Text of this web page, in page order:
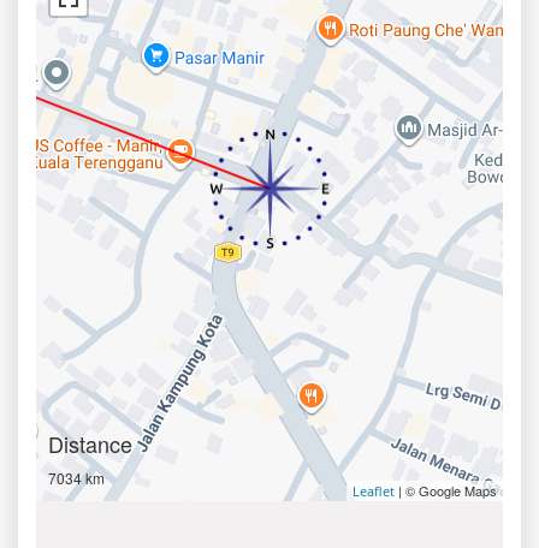
Distance
7034 km
Leaflet | © Google Maps